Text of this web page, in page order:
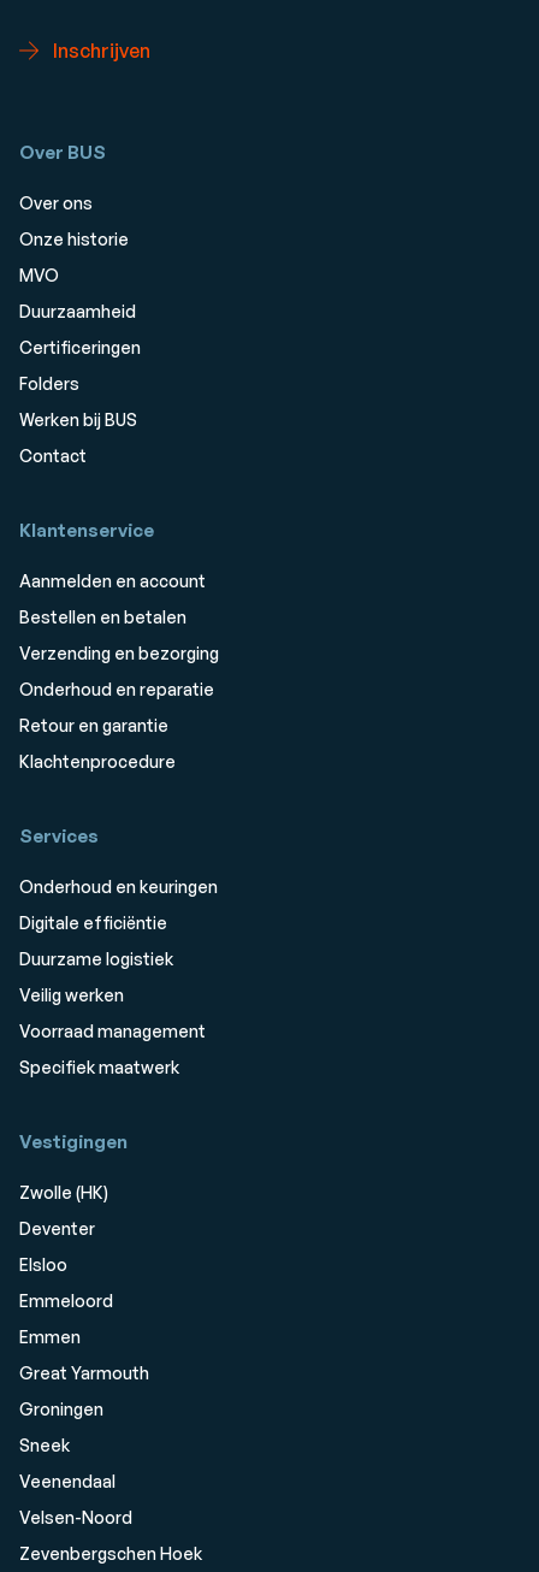
Inschrijven
Over BUS
Over ons
Onze historie
MVO
Duurzaamheid
Certificeringen
Folders
Werken bij BUS
Contact
Klantenservice
Aanmelden en account
Bestellen en betalen
Verzending en bezorging
Onderhoud en reparatie
Retour en garantie
Klachtenprocedure
Services
Onderhoud en keuringen
Digitale efficiëntie
Duurzame logistiek
Veilig werken
Voorraad management
Specifiek maatwerk
Vestigingen
Zwolle (HK)
Deventer
Elsloo
Emmeloord
Emmen
Great Yarmouth
Groningen
Sneek
Veenendaal
Velsen-Noord
Zevenbergschen Hoek